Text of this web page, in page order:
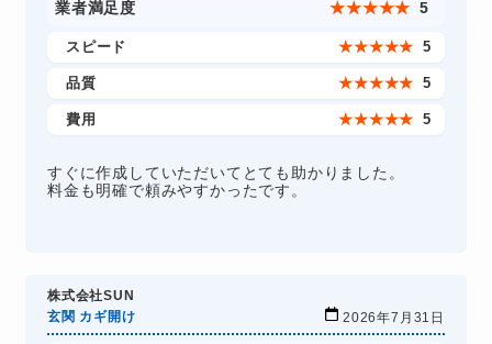
業者満足度 ★★★★★ 5
スピード ★★★★★ 5
品質 ★★★★★ 5
費用 ★★★★★ 5
すぐに作成していただいてとても助かりました。
料金も明確で頼みやすかったです。
株式会社SUN
玄関 カギ開け
2026年7月31日